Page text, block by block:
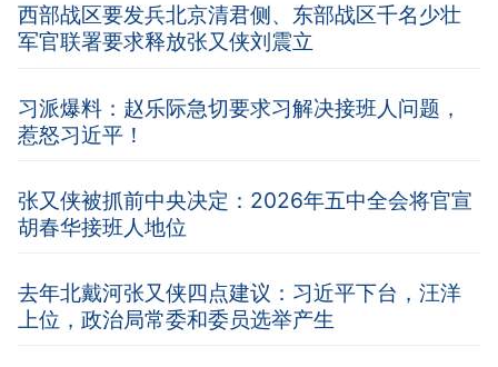
西部战区要发兵北京清君侧、东部战区千名少壮
军官联署要求释放张又侠刘震立
习派爆料：赵乐际急切要求习解决接班人问题，
惹怒习近平！
张又侠被抓前中央决定：2026年五中全会将官宣
胡春华接班人地位
去年北戴河张又侠四点建议：习近平下台，汪洋
上位，政治局常委和委员选举产生